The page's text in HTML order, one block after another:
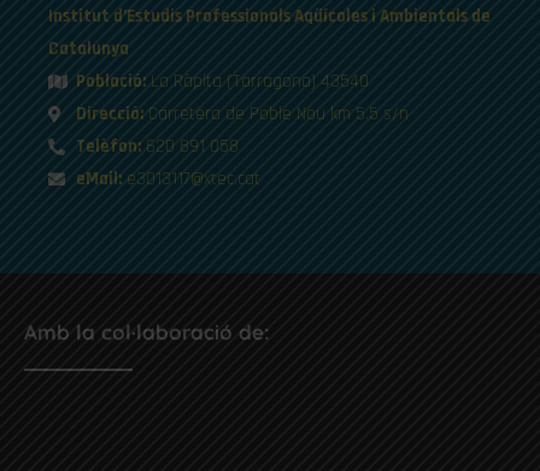
Institut d’Estudis Professionals Aqüícoles i Ambientals de
Catalunya
Població:La Ràpita (Tarragona) 43540
Direcció:Carretera de Poble Nou km 5.5 s/n
Telèfon:620 891 058
eMail:e3013117@xtec.cat
Amb la col·laboració de: